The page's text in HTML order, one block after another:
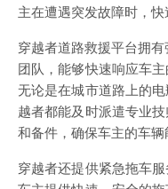
主在遭遇突发故障时，快
穿越者道路救援平台拥
团队，能够快速响应车
无论是在城市道路上的
越者都能及时派遣专业
和备件，确保车主的车辆
穿越者还提供紧急拖车